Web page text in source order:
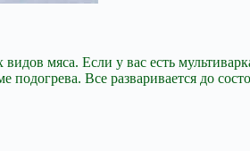
мяса. Если у вас есть
Все разваривается до